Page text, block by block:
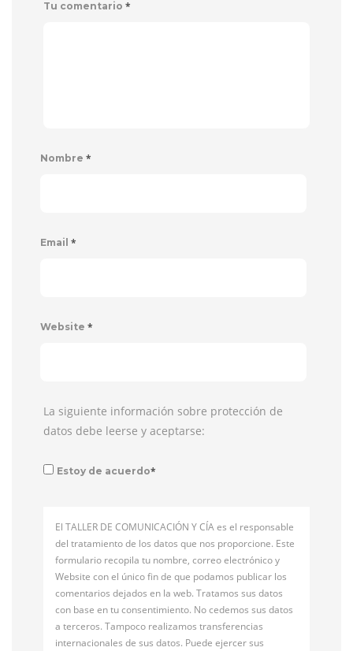
Tu comentario *
Nombre *
Email *
Website *
La siguiente información sobre protección de
datos debe leerse y aceptarse:
Estoy de acuerdo*
El TALLER DE COMUNICACIÓN Y CÍA es el responsable
del tratamiento de los datos que nos proporcione. Este
formulario recopila tu nombre, correo electrónico y
Website con el único fin de que podamos publicar los
comentarios dejados en la web. Tratamos sus datos
con base en tu consentimiento. No cedemos sus datos
a terceros. Tampoco realizamos transferencias
internacionales de sus datos. Puede ejercer sus